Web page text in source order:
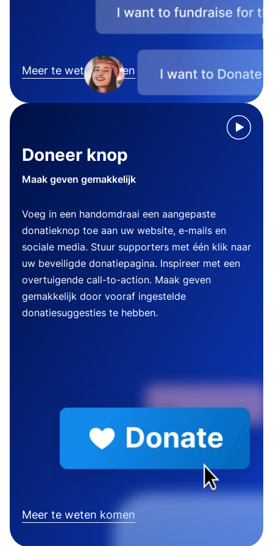
Meer te weten komen
Doneer knop
Maak geven gemakkelijk
Voeg in een handomdraai een aangepaste
donatieknop toe aan uw website, e-mails en
sociale media. Stuur supporters met één klik naar
uw beveiligde donatiepagina. Inspireer met een
overtuigende call-to-action. Maak geven
gemakkelijk door vooraf ingestelde
donatiesuggesties te hebben.
Meer te weten komen